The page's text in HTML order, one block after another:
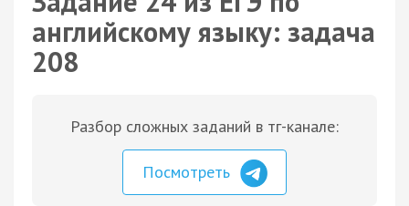
английскому языку: задача
208
Разбор сложных заданий в тг-канале:
Посмотреть